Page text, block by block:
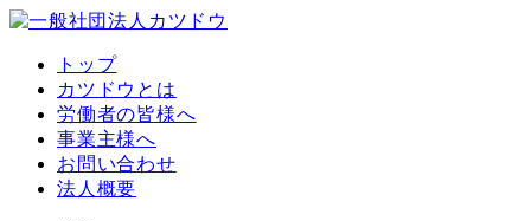
トップ
カツドウとは
労働者の皆様へ
事業主様へ
お問い合わせ
法人概要